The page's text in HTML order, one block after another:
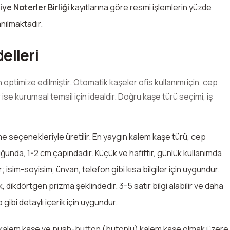
Noterler Birliğikayıtlarına göre resmi işlemlerin yüzde
optimize edilmiştir. Otomatik kaşeler ofis kullanımı için, cep
kurumsal temsil için idealdir. Doğru kaşe türü seçimi, iş
seçenekleriyle üretilir. En yaygın kalem kaşe türü, cep
1-2 cm çapındadır. Küçük ve hafiftir, günlük kullanımda
isim-soyisim, ünvan, telefon gibi kısa bilgiler için uygundur.
dikdörtgen prizma şeklindedir. 3-5 satır bilgi alabilir ve daha
detaylı içerik için uygundur.